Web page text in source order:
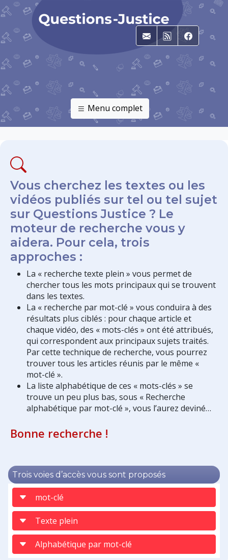
E-mailRSS
Menu complet
Vous cherchez les textes ou les
vidéos publiés sur tel ou tel sujet
sur Questions Justice ? Le
moteur de recherche vous y
aidera. Pour cela, trois
approches :
La « recherche texte plein » vous permet de
chercher tous les mots principaux qui se trouvent
dans les textes.
La « recherche par mot-clé » vous conduira à des
résultats plus ciblés : pour chaque article et
chaque vidéo, des « mots-clés » ont été attribués,
qui correspondent aux principaux sujets traités.
Par cette technique de recherche, vous pourrez
trouver tous les articles réunis par le même «
mot-clé ».
La liste alphabétique de ces « mots-clés » se
trouve un peu plus bas, sous « Recherche
alphabétique par mot-clé », vous l’aurez deviné…
Bonne recherche !
Trois voies d’accès vous sont proposés
mot-clé
Texte plein
Alphabétique par mot-clé